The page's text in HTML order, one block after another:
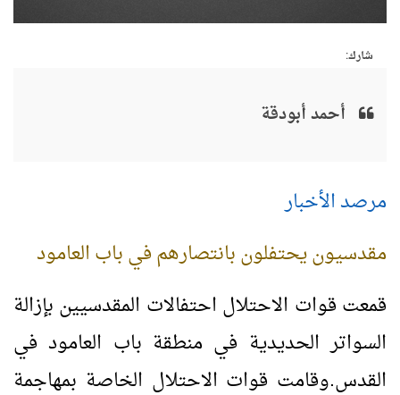
شارك:
أحمد أبودقة
مرصد الأخبار
مقدسيون يحتفلون بانتصارهم في باب العامود
قمعت قوات الاحتلال احتفالات المقدسيين بإزالة
السواتر الحديدية في منطقة باب العامود في
القدس.وقامت قوات الاحتلال الخاصة بمهاجمة